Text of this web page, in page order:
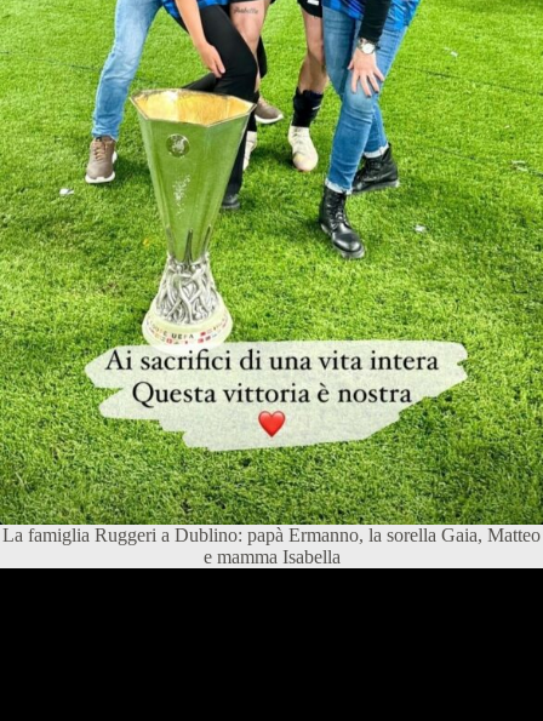
La famiglia Ruggeri a Dublino: papà Ermanno, la sorella Gaia, Matteo
e mamma Isabella